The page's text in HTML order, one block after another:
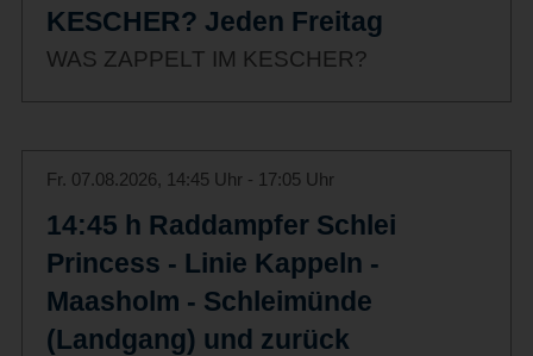
KESCHER? Jeden Freitag
WAS ZAPPELT IM KESCHER?
Fr. 07.08.2026, 14:45 Uhr - 17:05 Uhr
14:45 h Raddampfer Schlei
Princess - Linie Kappeln -
Maasholm - Schleimünde
(Landgang) und zurück